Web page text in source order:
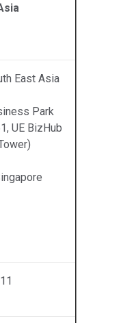
East Asia
Park
UE BizHub